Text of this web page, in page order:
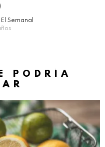
Semanal
PODRÍA